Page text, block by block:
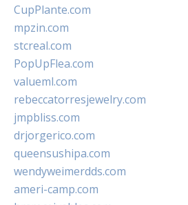
CupPlante.com
mpzin.com
stcreal.com
PopUpFlea.com
valueml.com
rebeccatorresjewelry.com
jmpbliss.com
drjorgerico.com
queensushipa.com
wendyweimerdds.com
ameri-camp.com